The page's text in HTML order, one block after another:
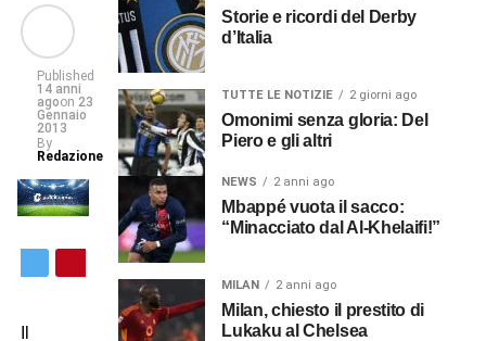
Published
14 anni
agoon 23
Gennaio
2013
By
Redazione
Storie e ricordi del Derby
d’Italia
TUTTE LE NOTIZIE 2 giorni ago
Omonimi senza gloria: Del
Piero e gli altri
NEWS 2 anni ago
Mbappé vuota il sacco:
“Minacciato dal Al-Khelaifi!”
MILAN 2 anni ago
Milan, chiesto il prestito di
Lukaku al Chelsea